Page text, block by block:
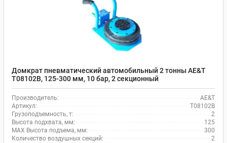
Домкрат пневматический автомобильный 2 тонны AE&T
T08102B, 125-300 мм, 10 бар, 2 секционный
Производитель:
AE&T
Артикул:
T08102B
Грузоподъемность, т:
2
Высота подхвата, мм:
125
MAX Высота подъема, мм:
300
Количество воздушных секций:
2